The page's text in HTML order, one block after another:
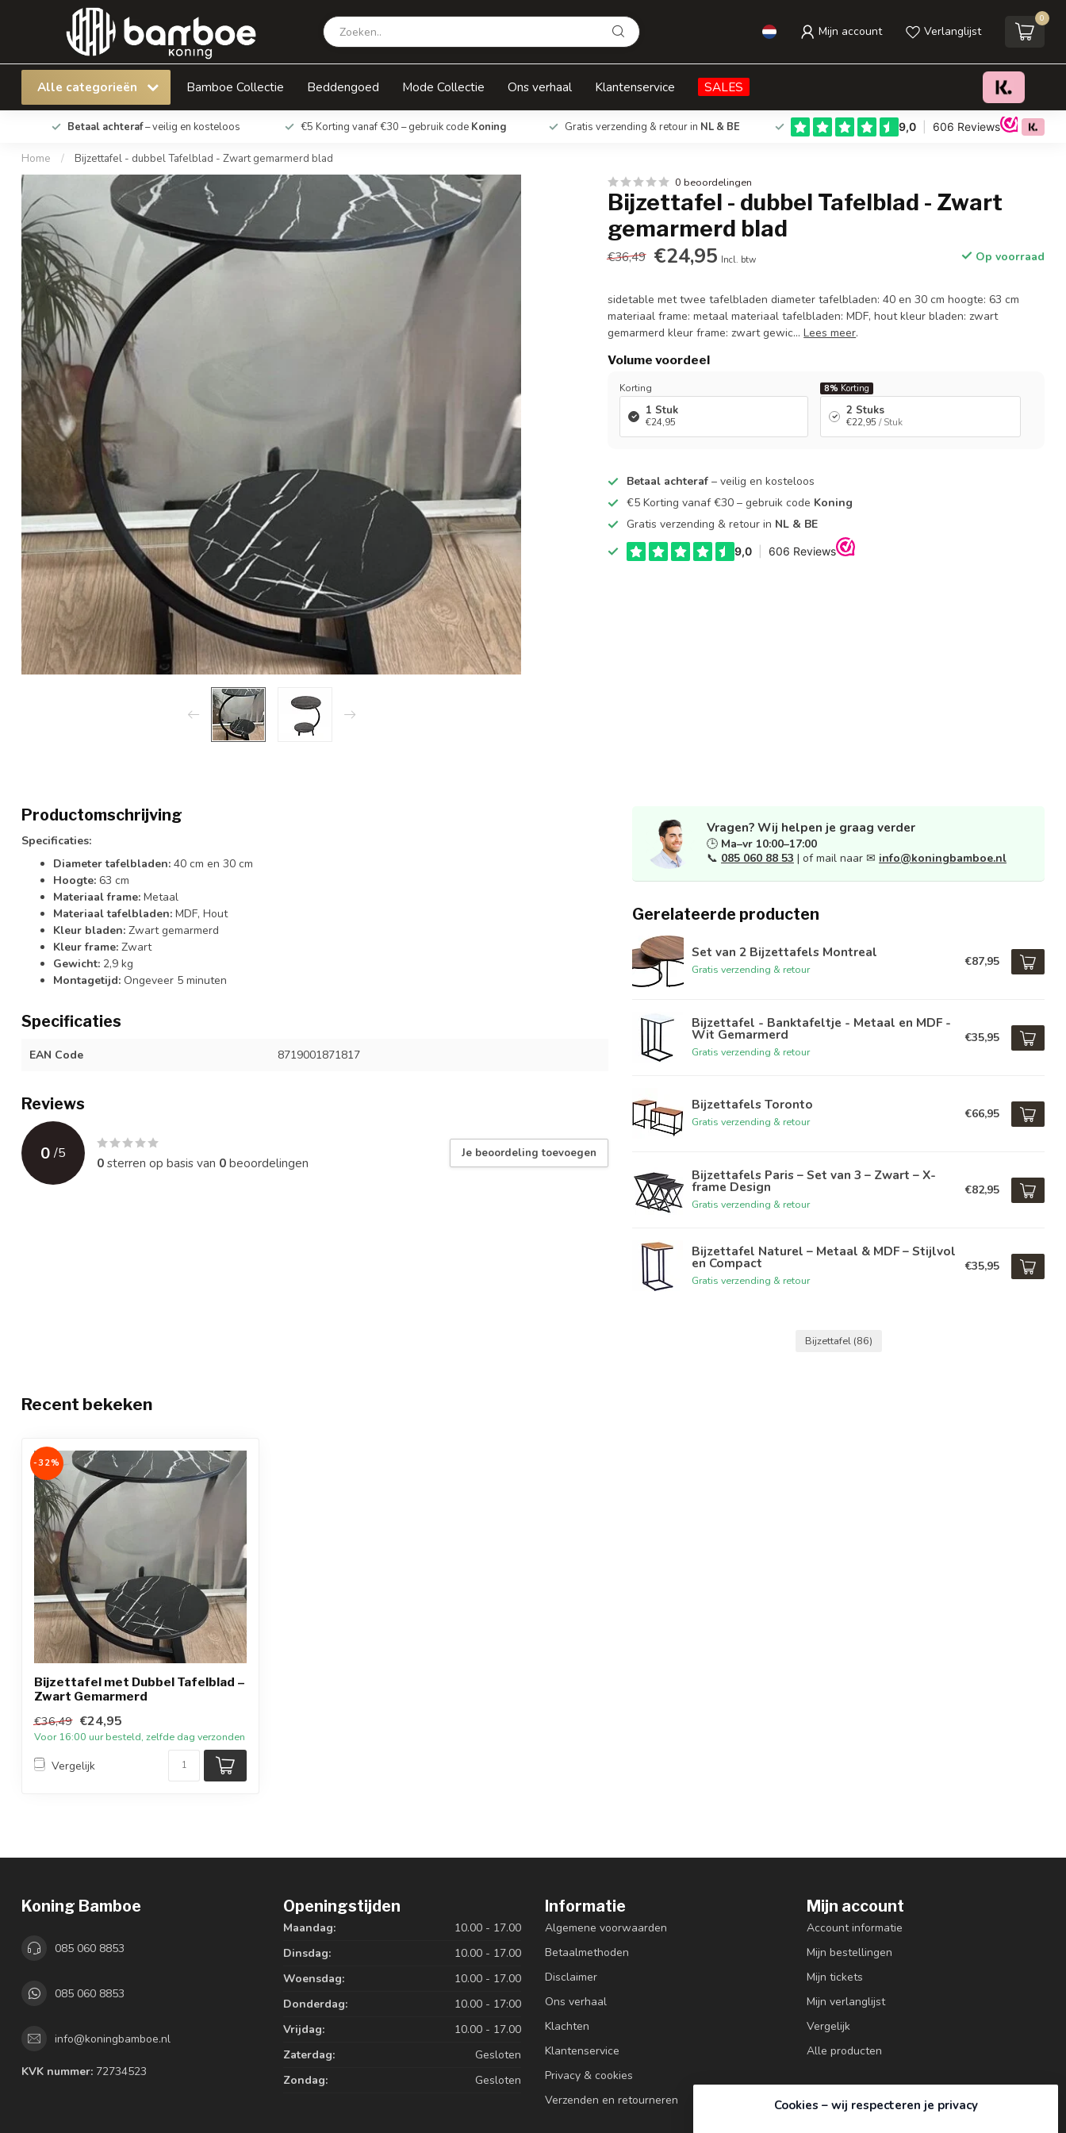
Mijn account Verlanglijst
0
Alle categorieën Bamboe Collectie Beddengoed Mode Collectie Ons verhaal Klantenservice SALES
Betaal achteraf– veilig en kosteloos €5 Korting vanaf €30 – gebruik code Koning Gratis verzending & retour in NL & BE
Home / Bijzettafel - dubbel Tafelblad - Zwart gemarmerd blad
Bijzettafel - dubbel Tafelblad - Zwart gemarmerd blad Toevoegen aan winkelwagen
0 beoordelingen
Bijzettafel - dubbel Tafelblad - Zwart
gemarmerd blad
€36,49 €24,95 Incl. btw Op voorraad
sidetable met twee tafelbladen diameter tafelbladen: 40 en 30 cm hoogte: 63 cm
materiaal frame: metaal materiaal tafelbladen: MDF, hout kleur bladen: zwart
gemarmerd kleur frame: zwart gewic...Lees meer.
Volume voordeel
Korting
1 Stuk
€24,95
8% Korting
2 Stuks
€22,95 / Stuk
Betaal achteraf – veilig en kosteloos
€5 Korting vanaf €30 – gebruik code Koning
Gratis verzending & retour in NL & BE
Productomschrijving
Specificaties:
Diameter tafelbladen: 40 cm en 30 cm
Hoogte: 63 cm
Materiaal frame: Metaal
Materiaal tafelbladen: MDF, Hout
Kleur bladen: Zwart gemarmerd
Kleur frame: Zwart
Gewicht: 2,9 kg
Montagetijd: Ongeveer 5 minuten
Specificaties
EAN Code 8719001871817
Reviews
0 /5
0sterren op basis van 0beoordelingen
Je beoordeling toevoegen
Vragen? Wij helpen je graag verder
🕒 Ma–vr 10:00–17:00
📞 085 060 88 53 | of mail naar ✉ info@koningbamboe.nl
Gerelateerde producten
Set van 2 Bijzettafels Montreal
Gratis verzending & retour
€87,95
Bijzettafel - Banktafeltje - Metaal en MDF -
Wit Gemarmerd
Gratis verzending & retour
€35,95
Bijzettafels Toronto
Gratis verzending & retour
€66,95
Bijzettafels Paris – Set van 3 – Zwart – X-
frame Design
Gratis verzending & retour
€82,95
Bijzettafel Naturel – Metaal & MDF – Stijlvol
en Compact
Gratis verzending & retour
€35,95
Bijzettafel (86)
Recent bekeken
-32%
Bijzettafel met Dubbel Tafelblad –
Zwart Gemarmerd
€36,49 €24,95
Voor 16:00 uur besteld, zelfde dag verzonden
Vergelijk
Koning Bamboe
085 060 8853
085 060 8853
info@koningbamboe.nl
KVK nummer: 72734523
Openingstijden
Maandag:
10.00 - 17.00
Dinsdag:
10.00 - 17.00
Woensdag:
10.00 - 17.00
Donderdag:
10.00 - 17:00
Vrijdag:
10.00 - 17.00
Zaterdag:
Gesloten
Zondag:
Gesloten
Informatie
Algemene voorwaarden
Betaalmethoden
Disclaimer
Ons verhaal
Klachten
Klantenservice
Privacy & cookies
Verzenden en retourneren
Mijn account
Account informatie
Mijn bestellingen
Mijn tickets
Mijn verlanglijst
Vergelijk
Alle producten
Cookies – wij respecteren je privacy